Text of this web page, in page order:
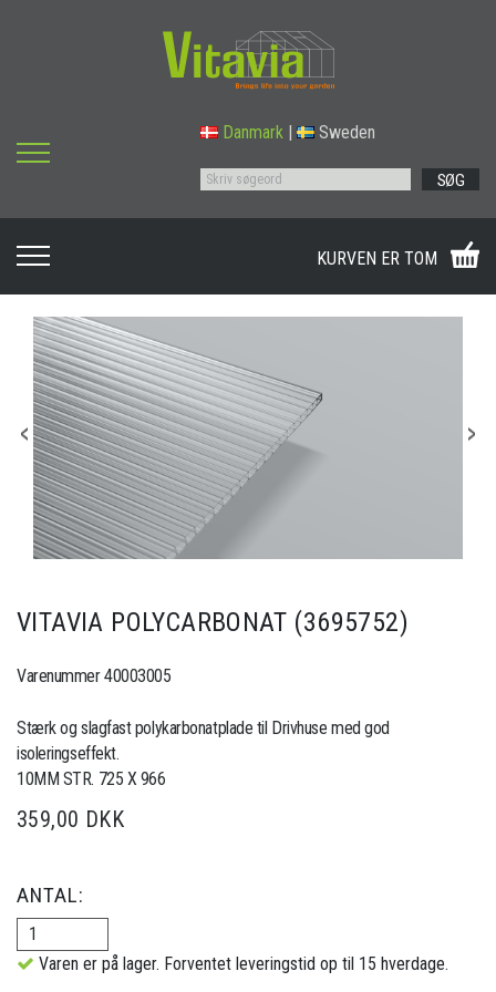
Danmark Sweden
SØG
KURVEN ER TOM
VITAVIA POLYCARBONAT (3695752)
Varenummer 40003005
Stærk og slagfast polykarbonatplade til Drivhuse med god
isoleringseffekt.
10MM STR. 725 X 966
359,00 DKK
ANTAL:
Varen er på lager. Forventet leveringstid op til 15 hverdage.